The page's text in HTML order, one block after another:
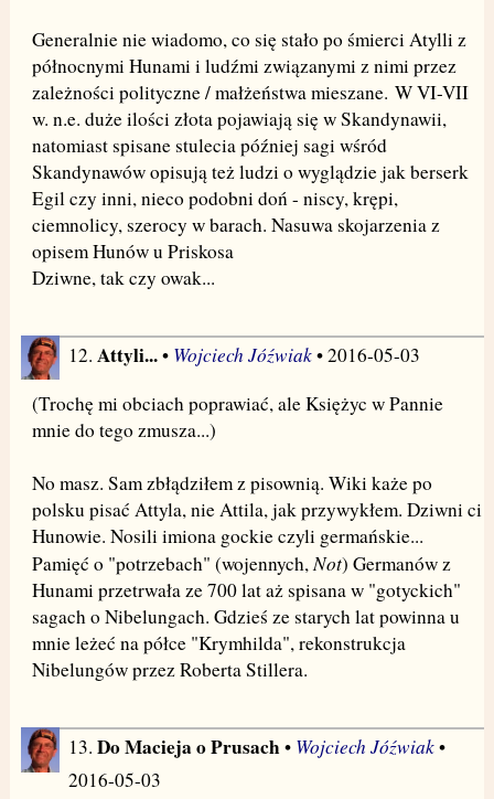
Generalnie nie wiadomo, co się stało po śmierci Atylli z
północnymi Hunami i ludźmi związanymi z nimi przez
zależności polityczne / małżeństwa mieszane. W VI-VII
w. n.e. duże ilości złota pojawiają się w Skandynawii,
natomiast spisane stulecia później sagi wśród
Skandynawów opisują też ludzi o wyglądzie jak berserk
Egil czy inni, nieco podobni doń - niscy, krępi,
ciemnolicy, szerocy w barach. Nasuwa skojarzenia z
opisem Hunów u Priskosa
Dziwne, tak czy owak...
12. Attyli...• Wojciech Jóźwiak• 2016-05-03
(Trochę mi obciach poprawiać, ale Księżyc w Pannie
mnie do tego zmusza...)
No masz. Sam zbłądziłem z pisownią. Wiki każe po
polsku pisać Attyla, nie Attila, jak przywykłem. Dziwni ci
Hunowie. Nosili imiona gockie czyli germańskie...
Pamięć o "potrzebach" (wojennych,Not) Germanów z
Hunami przetrwała ze 700 lat aż spisana w "gotyckich"
sagach o Nibelungach. Gdzieś ze starych lat powinna u
mnie leżeć na półce "Krymhilda", rekonstrukcja
Nibelungów przez Roberta Stillera.
13. Do Macieja o Prusach• Wojciech Jóźwiak•
2016-05-03